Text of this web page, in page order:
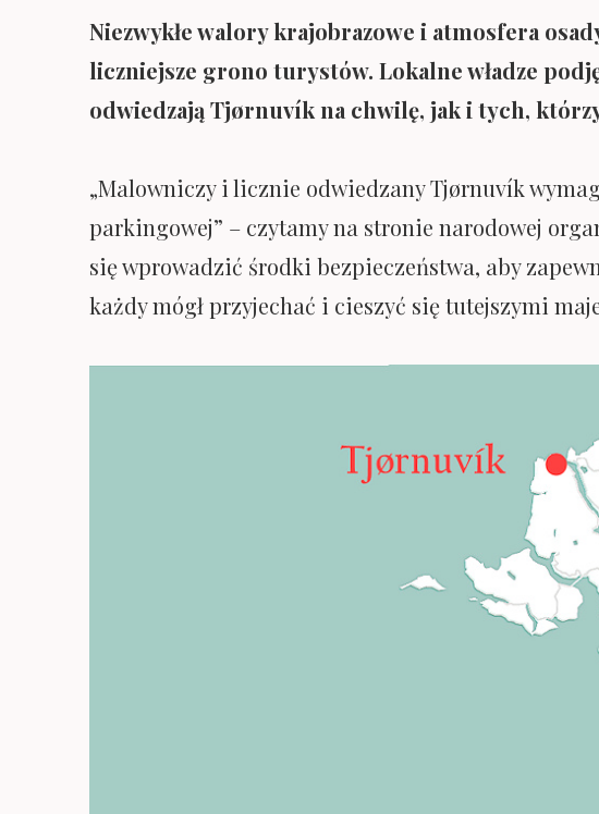
Niezwykłe walory krajobrazowe i atmosfera
liczniejsze grono turystów. Lokalne władze
odwiedzają Tjørnuvík na chwilę, jak i tych,
„Malowniczy i licznie odwiedzany Tjørnuvík
parkingowej” – czytamy na stronie narodowej
się wprowadzić środki bezpieczeństwa, aby
każdy mógł przyjechać i cieszyć się tutejszymi